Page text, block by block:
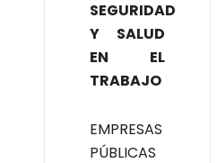
SEGURIDAD
Y SALUD
EN EL
TRABAJO
EMPRESAS
PÚBLICAS